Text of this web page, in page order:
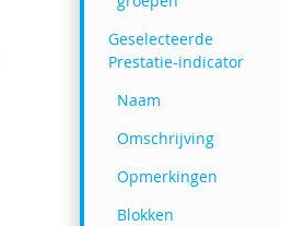
Geselecteerde
Prestatie-indicator
Naam
Omschrijving
Opmerkingen
Blokken